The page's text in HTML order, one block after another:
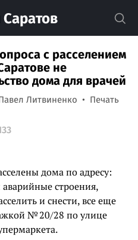
Саратов
с расселением
не
дома для врачей
Литвиненко Печать
дома по адресу:
строения,
и снести, все еще
№ 20/28 по улице